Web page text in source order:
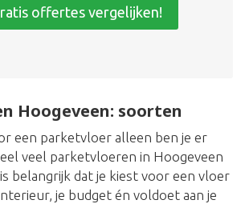
offertes vergelijken!
Hoogeveen: soorten
een parketvloer alleen ben je er
veel parketvloeren in Hoogeveen
belangrijk dat je kiest voor een vloer
je budget én voldoet aan je